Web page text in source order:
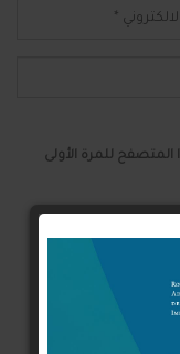
المتصفح للمرة الأولى